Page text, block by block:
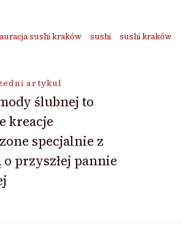
sushi kraków sushi sushi kraków
artykuł
ślubnej to
kreacje
specjalnie z
o przyszłej pannie